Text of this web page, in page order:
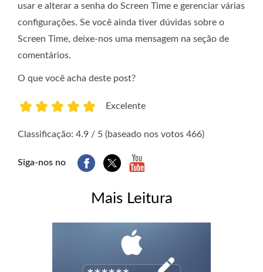
usar e alterar a senha do Screen Time e gerenciar várias
configurações. Se você ainda tiver dúvidas sobre o
Screen Time, deixe-nos uma mensagem na seção de
comentários.
O que você acha deste post?
Excelente
Classificação: 4.9 / 5 (baseado nos votos 466)
Siga-nos no
Mais Leitura